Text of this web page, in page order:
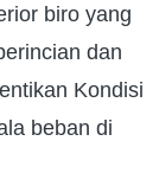
biro yang
dan
Kondisi
beban di